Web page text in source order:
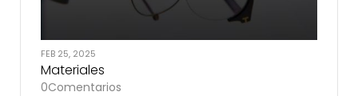
FEB 25, 2025
Materiales
0Comentarios